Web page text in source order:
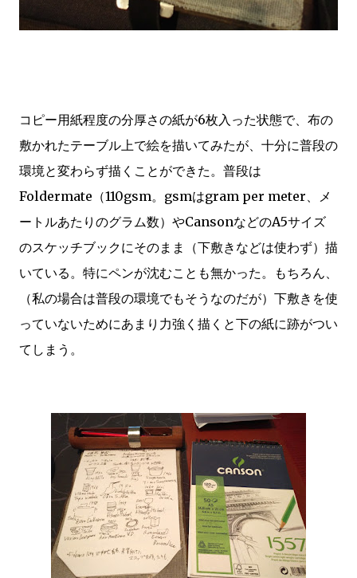
コピー用紙程度の分厚さの紙が6枚入った状態で、布の
敷かれたテーブル上で絵を描いてみたが、十分に普段の
環境と変わらず描くことができた。普段は
Foldermate（110gsm。gsmはgram per meter、メ
ートルあたりのグラム数）やCansonなどのA5サイズ
のスケッチブックにそのまま（下敷きなどは使わず）描
いている。特にペンが沈むことも無かった。もちろん、
（私の場合は普段の環境でもそうなのだが）下敷きを使
っていないためにあまり力強く描くと下の紙に跡がつい
てしまう。